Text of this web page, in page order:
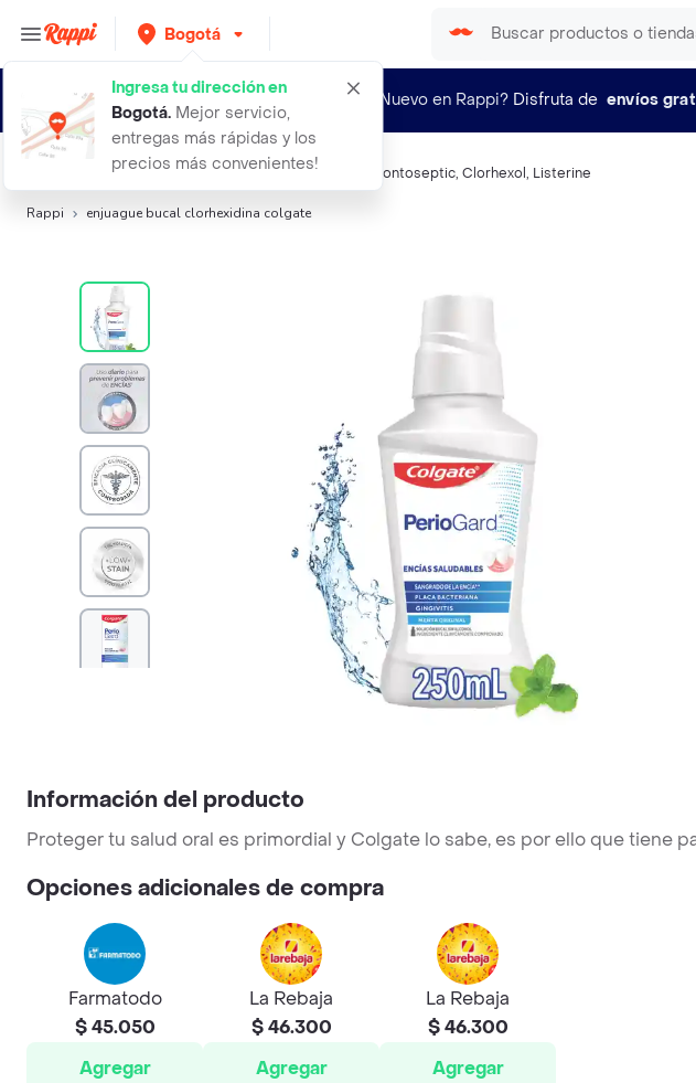
Bogotá
Ingresa tu dirección en
Bogotá. Mejor servicio,
entregas más rápidas y los
precios más convenientes!
¿Nuevo en Rappi? Disfruta de envíos
Búsquedas relacionadas:Enjuague bucal,Colgate Odontoseptic, Clorhexol , Listerine
Rappi enjuague bucal clorhexidina colgate
Información del producto
Proteger tu salud oral es primordial y Colgate lo sabe, es por ello que tiene
Opciones adicionales de compra
Farmatodo
$ 45.050
Agregar
La Rebaja
$ 46.300
Agregar
La Rebaja
$ 46.300
Agregar